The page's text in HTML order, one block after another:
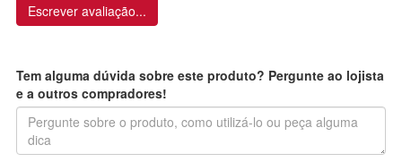
Escrever avaliação...
Tem alguma dúvida sobre este produto? Pergunte ao lojista
e a outros compradores!